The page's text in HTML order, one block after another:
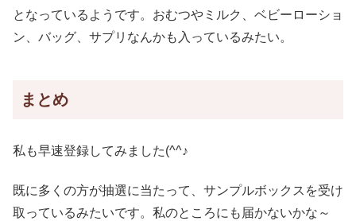
となっているようです。おむつやミルク、ベビーローショ
ン、バッグ、サプリなんかも入っているみたい。
まとめ
私も早速登録してみました(^^♪
既に多くの方が抽選に当たって、サンプルボックスを受け
取っているみたいです。私のところにも届かないかな～